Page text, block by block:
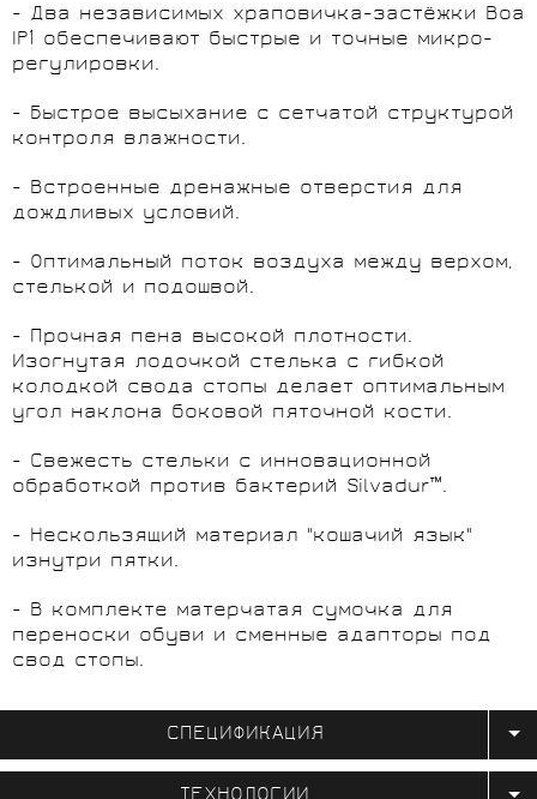
- Два независимых храповичка-застёжки Boa
IP1 обеспечивают быстрые и точные микро-
регулировки.
- Быстрое высыхание с сетчатой структурой
контроля влажности.
- Встроенные дренажные отверстия для
дождливых условий.
- Оптимальный поток воздуха между верхом,
стелькой и подошвой.
- Прочная пена высокой плотности.
Изогнутая лодочкой стелька с гибкой
колодкой свода стопы делает оптимальным
угол наклона боковой пяточной кости.
- Свежесть стельки с инновационной
обработкой против бактерий Silvadur™.
- Нескользящий материал "кошачий язык"
изнутри пятки.
- В комплекте матерчатая сумочка для
переноски обуви и сменные адапторы под
свод стопы.
СПЕЦИФИКАЦИЯ